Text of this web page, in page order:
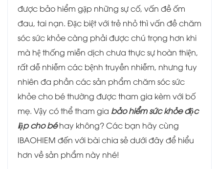
được bảo hiểm gặp những sự cố, vấn đề ốm
đau, tai nạn. Đặc biệt với trẻ nhỏ thì vấn đề chăm
sóc sức khỏe càng phải được chú trọng hơn khi
mà hệ thống miễn dịch chưa thực sự hoàn thiện,
rất dễ nhiễm các bệnh truyền nhiễm, nhưng tuy
nhiên đa phần các sản phẩm chăm sóc sức
khỏe cho bé thường được tham gia kèm với bố
mẹ. Vậy có thể tham gia bảo hiểm sức khỏe độc
lập cho béhay không? Các bạn hãy cùng
IBAOHIEM đến với bài chia sẻ dưới đây để hiểu
hơn về sản phẩm này nhé!